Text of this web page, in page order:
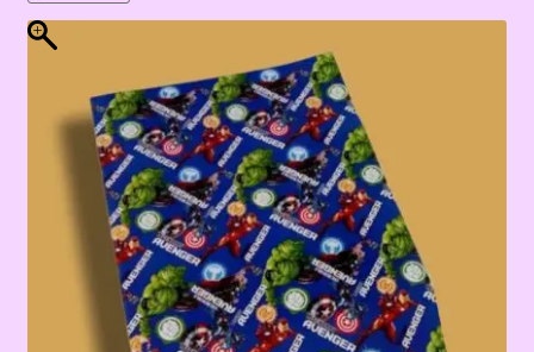
Home
Información de Compra
My Account
Terms & Conditions